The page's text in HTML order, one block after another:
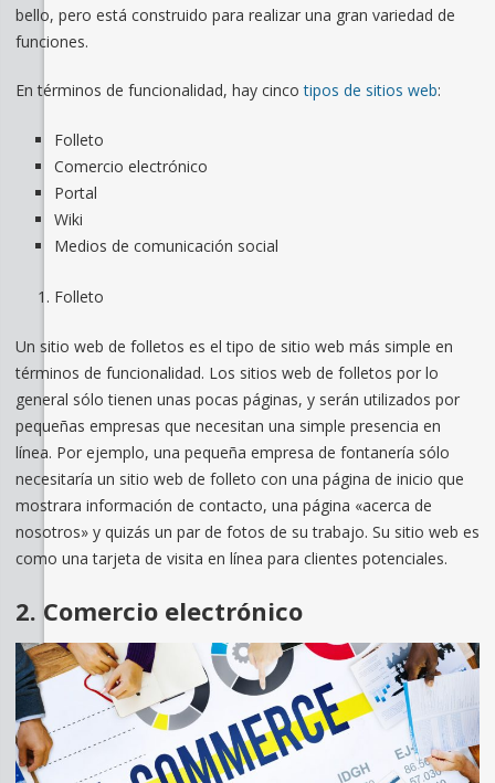
bello, pero está construido para realizar una gran variedad de
funciones.
En términos de funcionalidad, hay cincotipos de sitios web:
Folleto
Comercio electrónico
Portal
Wiki
Medios de comunicación social
Folleto
Un sitio web de folletos es el tipo de sitio web más simple en
términos de funcionalidad. Los sitios web de folletos por lo
general sólo tienen unas pocas páginas, y serán utilizados por
pequeñas empresas que necesitan una simple presencia en
línea. Por ejemplo, una pequeña empresa de fontanería sólo
necesitaría un sitio web de folleto con una página de inicio que
mostrara información de contacto, una página «acerca de
nosotros» y quizás un par de fotos de su trabajo. Su sitio web es
como una tarjeta de visita en línea para clientes potenciales.
2. Comercio electrónico